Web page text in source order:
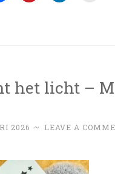
het licht –
2026 ~ LEAVE A